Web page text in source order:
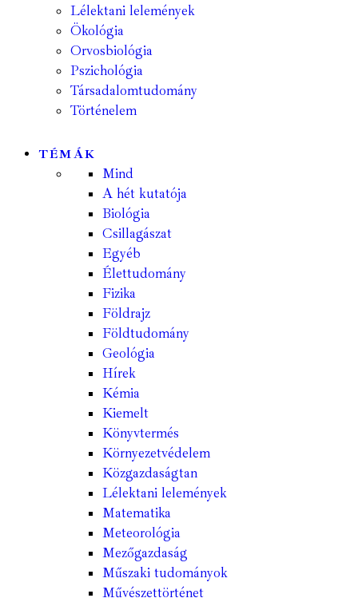
Lélektani lelemények
Ökológia
Orvosbiológia
Pszichológia
Társadalomtudomány
Történelem
TÉMÁK
Mind
A hét kutatója
Biológia
Csillagászat
Egyéb
Élettudomány
Fizika
Földrajz
Földtudomány
Geológia
Hírek
Kémia
Kiemelt
Könyvtermés
Környezetvédelem
Közgazdaságtan
Lélektani lelemények
Matematika
Meteorológia
Mezőgazdaság
Műszaki tudományok
Művészettörténet